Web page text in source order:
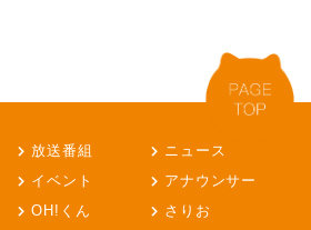
放送番組
ニュース
イベント
アナウンサー
OH!くん さりお